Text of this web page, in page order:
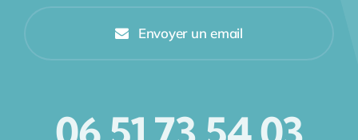
Envoyer un email